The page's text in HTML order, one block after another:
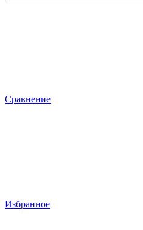
Сравнение
Избранное